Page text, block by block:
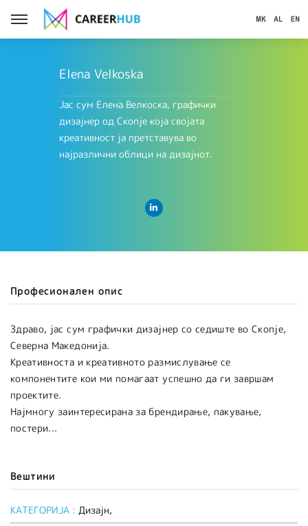
Elena Velkoska
Јас сум Елена Велкоска, графички
дизајнер од Скопје која својата
креативност ја претставува во
најразлични облици на дизајнот.
Професионален опис
Здраво, јас сум графички дизајнер со седиште во Скопје,
Северна Македонија.
Креативноста и креативното размислување се
компонентите кои ми помагаат успешно да ги завршам
проектите.
Најмногу заинтересирана за брендирање, пакување,
постери...
Вештини
КАТЕГОРИЈА : Дизајн,